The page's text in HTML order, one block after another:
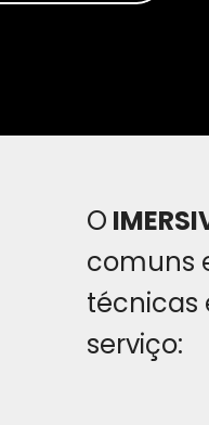
O
comuns
técnicas
serviço: